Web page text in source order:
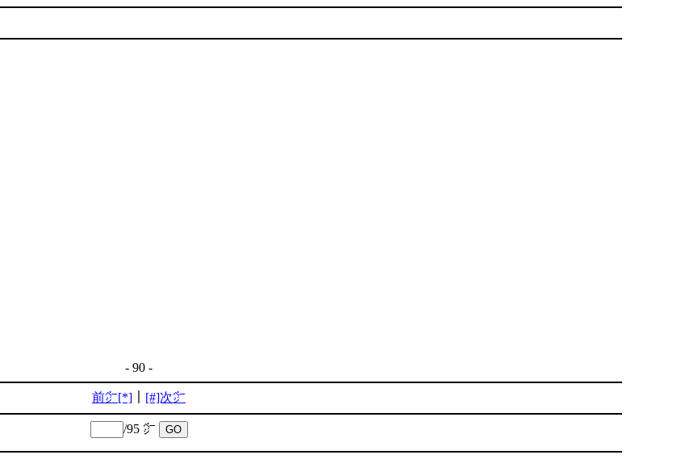
- 90 -
前㌻[*] [#]次㌻
/95 ㌻